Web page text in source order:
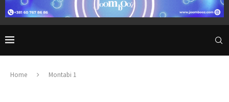
Home Montabi 1